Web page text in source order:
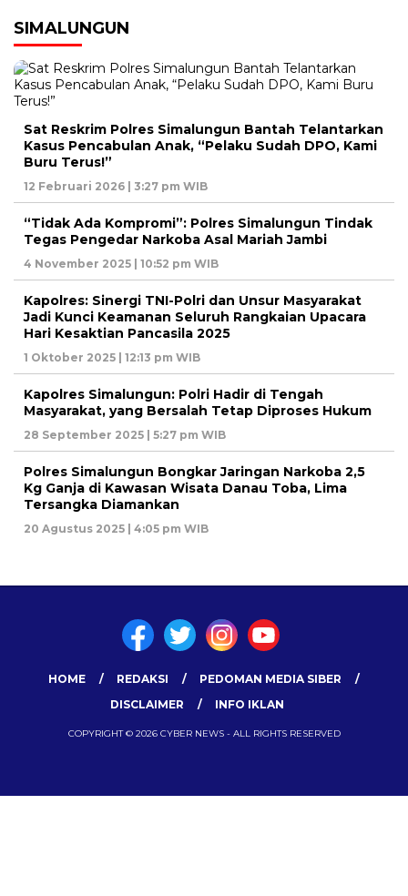
SIMALUNGUN
Sat Reskrim Polres Simalungun Bantah Telantarkan
Kasus Pencabulan Anak, “Pelaku Sudah DPO, Kami
Buru Terus!”
12 Februari 2026 | 3:27 pm WIB
“Tidak Ada Kompromi”: Polres Simalungun Tindak
Tegas Pengedar Narkoba Asal Mariah Jambi
4 November 2025 | 10:52 pm WIB
Kapolres: Sinergi TNI-Polri dan Unsur Masyarakat
Jadi Kunci Keamanan Seluruh Rangkaian Upacara
Hari Kesaktian Pancasila 2025
1 Oktober 2025 | 12:13 pm WIB
Kapolres Simalungun: Polri Hadir di Tengah
Masyarakat, yang Bersalah Tetap Diproses Hukum
28 September 2025 | 5:27 pm WIB
Polres Simalungun Bongkar Jaringan Narkoba 2,5
Kg Ganja di Kawasan Wisata Danau Toba, Lima
Tersangka Diamankan
20 Agustus 2025 | 4:05 pm WIB
HOME REDAKSI
PEDOMAN MEDIA SIBER
DISCLAIMER
INFO IKLAN
COPYRIGHT © 2026 CYBER NEWS - ALL RIGHTS RESERVED